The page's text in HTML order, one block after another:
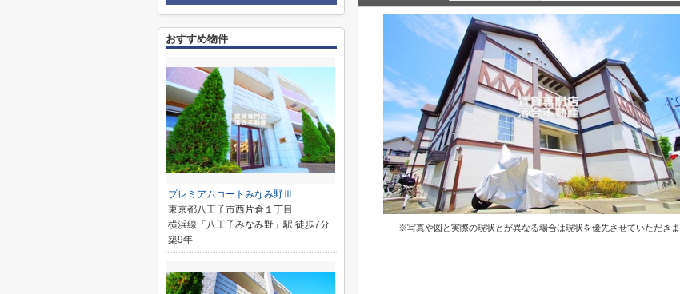
※写真や図と実際の現状とが異なる場合は現状を優先させていただき
おすすめ物件
プレミアムコートみなみ野Ⅲ
東京都八王子市西片倉１丁目
横浜線「八王子みなみ野」駅 徒歩7分
築9年